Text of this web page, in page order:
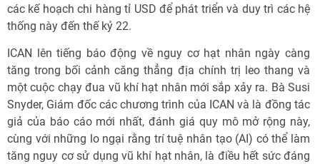
các kế hoạch chi hàng tỉ USD để phát triển và duy trì các hệ
thống này đến thế kỷ 22.
ICAN lên tiếng báo động về nguy cơ hạt nhân ngày càng
tăng trong bối cảnh căng thẳng địa chính trị leo thang và
một cuộc chạy đua vũ khí hạt nhân mới sắp xảy ra. Bà Susi
Snyder, Giám đốc các chương trình của ICAN và là đồng tác
giả của báo cáo mới nhất, đánh giá quy mô mở rộng này,
cùng với những lo ngại rằng trí tuệ nhân tạo (AI) có thể làm
tăng nguy cơ sử dụng vũ khí hạt nhân, là điều hết sức đáng